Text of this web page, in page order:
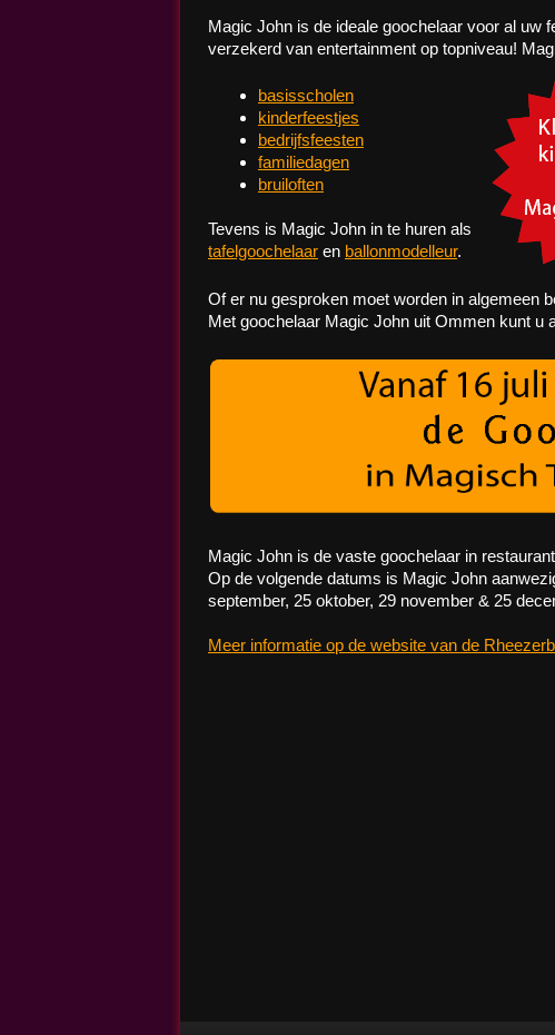
Magic John is de ideale goochelaar voor al uw
verzekerd van entertainment op topniveau!
basisscholen
kinderfeestjes
bedrijfsfeesten
familiedagen
bruiloften
Tevens is Magic John in te huren als
tafelgoochelaar en ballonmodelleur.
Of er nu gesproken moet worden in algemeen
Met goochelaar Magic John uit Ommen kunt u
Magic John is de vaste goochelaar in
Op de volgende datums is Magic John
september, 25 oktober, 29 november & 25
Meer informatie op de website van de